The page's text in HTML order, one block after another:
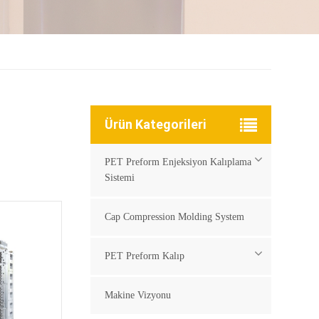
Ürün Kategorileri
PET Preform Enjeksiyon Kalıplama
Sistemi
Cap Compression Molding System
PET Preform Kalıp
Makine Vizyonu